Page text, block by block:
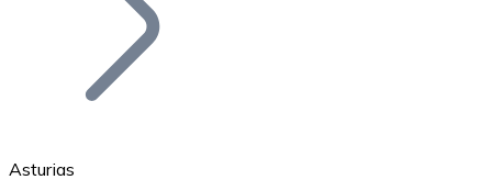
Asturias